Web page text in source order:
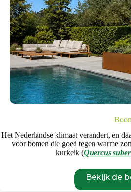
Het Nederlandse klimaat verandert, en
voor bomen die goed tegen warme
kurkeik (Quercus suber
Bekijk de